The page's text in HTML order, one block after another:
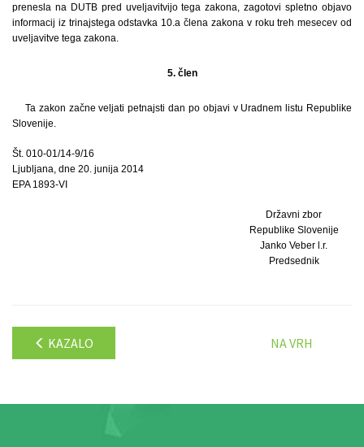
prenesla na DUTB pred uveljavitvijo tega zakona, zagotovi spletno objavo
informacij iz trinajstega odstavka 10.a člena zakona v roku treh mesecev od
uveljavitve tega zakona.
5. člen
Ta zakon začne veljati petnajsti dan po objavi v Uradnem listu Republike
Slovenije.
Št. 010-01/14-9/16
Ljubljana, dne 20. junija 2014
EPA 1893-VI
Državni zbor
Republike Slovenije
Janko Veber l.r.
Predsednik
KAZALO NA VRH